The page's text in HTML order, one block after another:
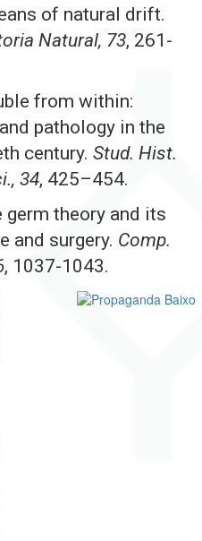
of natural drift.
Natural, 73, 261-
from within:
pathology in the
century. Stud. Hist.
34, 425–454.
germ theory and its
and surgery. Comp.
, 1037-1043.